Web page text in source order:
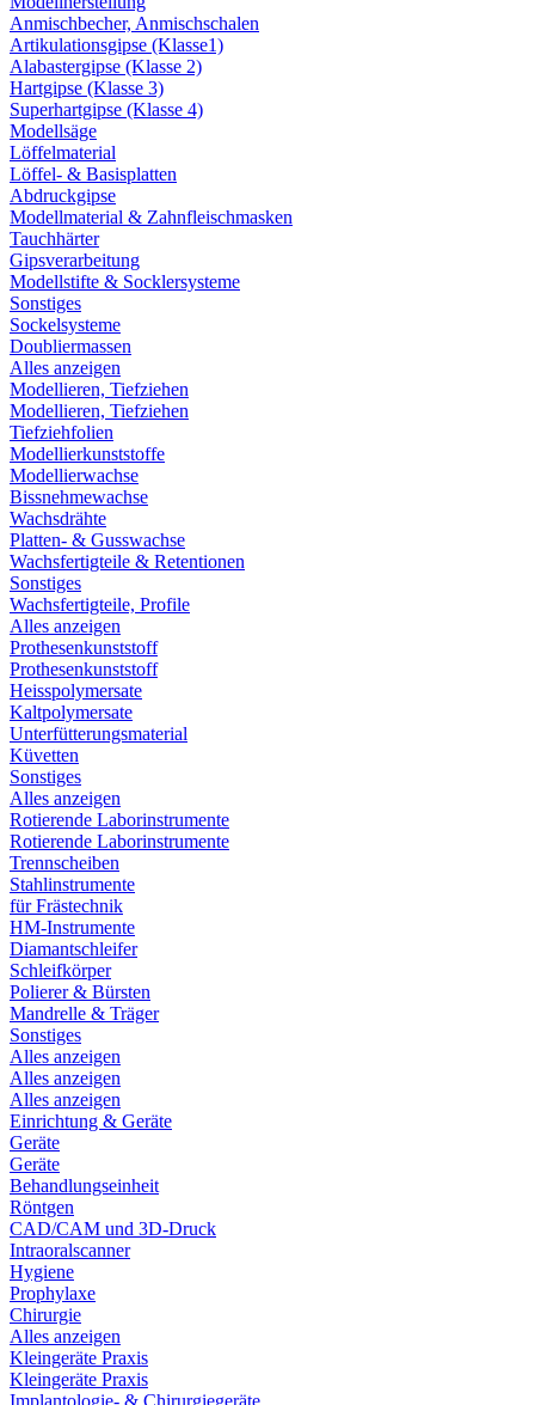
Anmischbecher, Anmischschalen
Artikulationsgipse (Klasse1)
Alabastergipse (Klasse 2)
Hartgipse (Klasse 3)
Superhartgipse (Klasse 4)
Modellsäge
Löffelmaterial
Löffel- & Basisplatten
Abdruckgipse
Modellmaterial & Zahnfleischmasken
Tauchhärter
Gipsverarbeitung
Modellstifte & Socklersysteme
Sonstiges
Sockelsysteme
Doubliermassen
Alles anzeigen
Modellieren, Tiefziehen
Modellieren, Tiefziehen
Tiefziehfolien
Modellierkunststoffe
Modellierwachse
Bissnehmewachse
Wachsdrähte
Platten- & Gusswachse
Wachsfertigteile & Retentionen
Sonstiges
Wachsfertigteile, Profile
Alles anzeigen
Prothesenkunststoff
Prothesenkunststoff
Heisspolymersate
Kaltpolymersate
Unterfütterungsmaterial
Küvetten
Sonstiges
Alles anzeigen
Rotierende Laborinstrumente
Rotierende Laborinstrumente
Trennscheiben
Stahlinstrumente
für Frästechnik
HM-Instrumente
Diamantschleifer
Schleifkörper
Polierer & Bürsten
Mandrelle & Träger
Sonstiges
Alles anzeigen
Alles anzeigen
Alles anzeigen
Einrichtung & Geräte
Geräte
Geräte
Behandlungseinheit
Röntgen
CAD/CAM und 3D-Druck
Intraoralscanner
Hygiene
Prophylaxe
Chirurgie
Alles anzeigen
Kleingeräte Praxis
Kleingeräte Praxis
Implantologie- & Chirurgiegeräte